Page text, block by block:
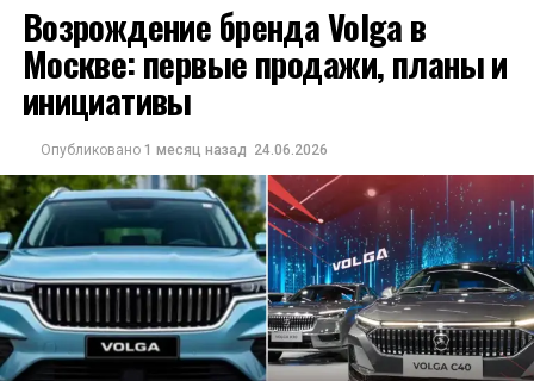
Возрождение бренда Volga в
Москве: первые продажи, планы и
инициативы
Опубликовано 1 месяц назад 24.06.2026